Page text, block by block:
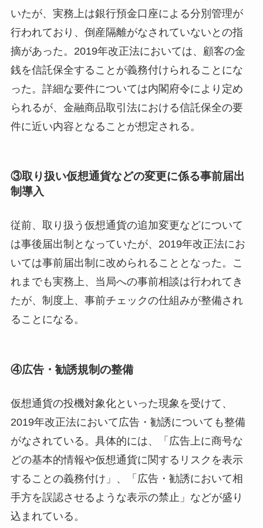
いたが、実務上は銀行預金口座による分別管理が
行われており、倒産隔離がなされていないとの指
摘があった。2019年改正法においては、顧客の金
銭を信託保全することが義務付けられることにな
った。詳細な要件については内閣府令により定め
られるが、金融商品取引法における信託保全の要
件に近い内容となることが想定される。
③取り扱い仮想通貨などの変更に係る事前届出
制導入
従前、取り扱う仮想通貨の追加変更などについて
は事後届出制となっていたが、2019年改正法にお
いては事前届出制に改められることとなった。こ
れまでも実務上、当局への事前相談は行われてき
たが、制度上、事前チェックの仕組みが整備され
ることになる。
④広告・勧誘規制の整備
仮想通貨の投機対象化といった現象を受けて、
2019年改正法において広告・勧誘についても整備
がなされている。具体的には、「広告上に商号な
どの基本的情報や仮想通貨に関するリスクを表示
することの義務付け」、「広告・勧誘において相
手方を誤認させるような表示の禁止」などが盛り
込まれている。